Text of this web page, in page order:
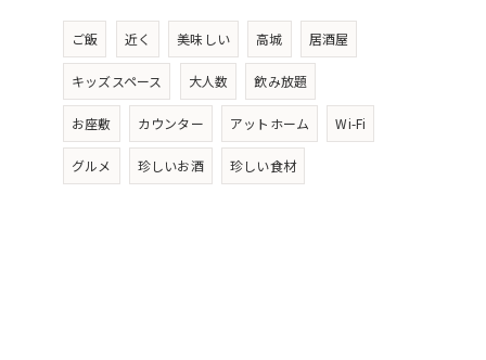
ご飯 近く 美味しい 高城 居酒屋
キッズスペース 大人数 飲み放題
お座敷 カウンター アットホーム Wi-Fi
グルメ 珍しいお酒 珍しい食材